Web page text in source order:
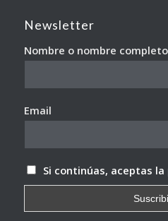
Newsletter
Nombre o nombre completo
Email
Si continúas, aceptas